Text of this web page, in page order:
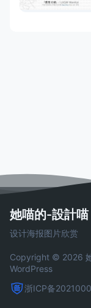
她喵的-設計喵
设计海报图片欣赏
Copyright © 2026
WordPress
浙ICP备